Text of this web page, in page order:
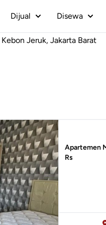
Dijual Disewa
Jeruk, Jakarta Barat
Apartemen
Rs